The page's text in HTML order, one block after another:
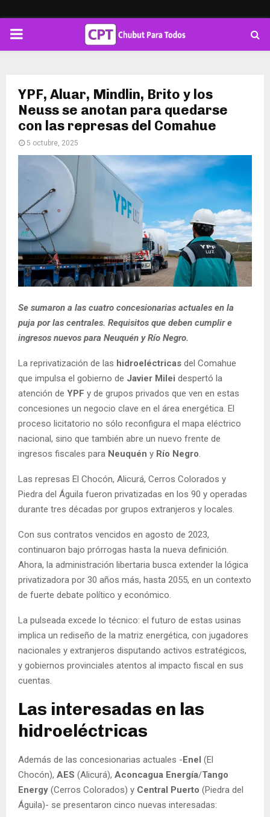
PRIMARY
YPF, Aluar, Mindlin, Brito y los
Neuss se anotan para quedarse
con las represas del Comahue
5 octubre, 2025
Se sumaron a las cuatro concesionarias actuales en la
puja por las centrales. Requisitos que deben cumplir e
ingresos nuevos para Neuquén y Río Negro.
La reprivatización de las hidroeléctricas del Comahue
que impulsa el gobierno de Javier Milei despertó la
atención de YPF y de grupos privados que ven en estas
concesiones un negocio clave en el área energética. El
proceso licitatorio no sólo reconfigura el mapa eléctrico
nacional, sino que también abre un nuevo frente de
ingresos fiscales para Neuquén y Río Negro.
Las represas El Chocón, Alicurá, Cerros Colorados y
Piedra del Águila fueron privatizadas en los 90 y operadas
durante tres décadas por grupos extranjeros y locales.
Con sus contratos vencidos en agosto de 2023,
continuaron bajo prórrogas hasta la nueva definición.
Ahora, la administración libertaria busca extender la lógica
privatizadora por 30 años más, hasta 2055, en un contexto
de fuerte debate político y económico.
La pulseada excede lo técnico: el futuro de estas usinas
implica un rediseño de la matriz energética, con jugadores
nacionales y extranjeros disputando activos estratégicos,
y gobiernos provinciales atentos al impacto fiscal en sus
cuentas.
Las interesadas en las
hidroeléctricas
Además de las concesionarias actuales -Enel (El
Chocón), AES (Alicurá), Aconcagua Energía/Tango
Energy (Cerros Colorados) y Central Puerto (Piedra del
Águila)- se presentaron cinco nuevas interesadas: